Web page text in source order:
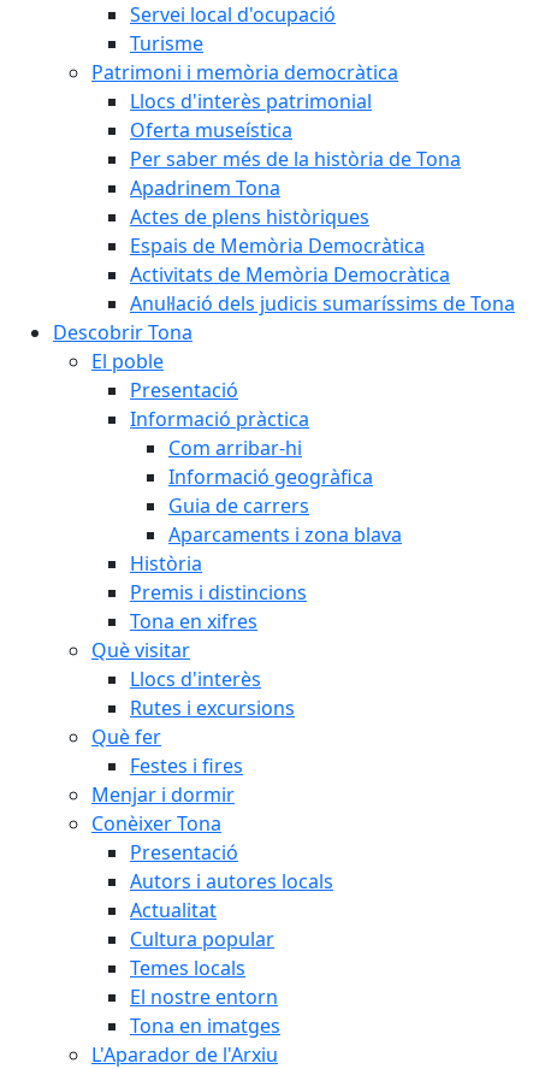
Servei local d'ocupació
Turisme
Patrimoni i memòria democràtica
Llocs d'interès patrimonial
Oferta museística
Per saber més de la història de Tona
Apadrinem Tona
Actes de plens històriques
Espais de Memòria Democràtica
Activitats de Memòria Democràtica
Anul·lació dels judicis sumaríssims de Tona
Descobrir Tona
El poble
Presentació
Informació pràctica
Com arribar-hi
Informació geogràfica
Guia de carrers
Aparcaments i zona blava
Història
Premis i distincions
Tona en xifres
Què visitar
Llocs d'interès
Rutes i excursions
Què fer
Festes i fires
Menjar i dormir
Conèixer Tona
Presentació
Autors i autores locals
Actualitat
Cultura popular
Temes locals
El nostre entorn
Tona en imatges
L'Aparador de l'Arxiu